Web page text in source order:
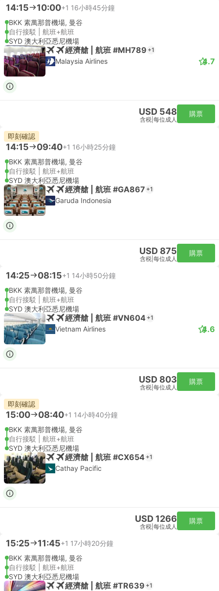
14:15 10:00+1 16小時45分鐘
BKK 素萬那普機場, 曼谷
自行接駁 | 航班+航班
SYD 澳大利亞悉尼機場
經濟艙 | 航班 #MH789 +1
Malaysia Airlines 4.7
USD 548
含税 每位成人
購票
即刻確認
14:15 09:40+1 16小時25分鐘
BKK 素萬那普機場, 曼谷
自行接駁 | 航班+航班
SYD 澳大利亞悉尼機場
經濟艙 | 航班 #GA867 +1
Garuda Indonesia
USD 875
含税 每位成人
購票
14:25 08:15+1 14小時50分鐘
BKK 素萬那普機場, 曼谷
自行接駁 | 航班+航班
SYD 澳大利亞悉尼機場
經濟艙 | 航班 #VN604 +1
Vietnam Airlines 4.6
USD 803
含税 每位成人
購票
即刻確認
15:00 08:40+1 14小時40分鐘
BKK 素萬那普機場, 曼谷
自行接駁 | 航班+航班
SYD 澳大利亞悉尼機場
經濟艙 | 航班 #CX654 +1
Cathay Pacific
USD 1266
含税 每位成人
購票
15:25 11:45+1 17小時20分鐘
BKK 素萬那普機場, 曼谷
自行接駁 | 航班+航班
SYD 澳大利亞悉尼機場
經濟艙 | 航班 #TR639 +1